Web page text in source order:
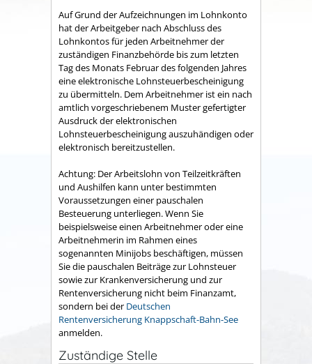
Auf Grund der Aufzeichnungen im Lohnkonto
hat der Arbeitgeber nach Abschluss des
Lohnkontos für jeden Arbeitnehmer der
zuständigen Finanzbehörde bis zum letzten
Tag des Monats Februar des folgenden Jahres
eine elektronische Lohnsteuerbescheinigung
zu übermitteln. Dem Arbeitnehmer ist ein nach
amtlich vorgeschriebenem Muster gefertigter
Ausdruck der elektronischen
Lohnsteuerbescheinigung auszuhändigen oder
elektronisch bereitzustellen.
Achtung: Der Arbeitslohn von Teilzeitkräften
und Aushilfen kann unter bestimmten
Voraussetzungen einer pauschalen
Besteuerung unterliegen. Wenn Sie
beispielsweise einen Arbeitnehmer oder eine
Arbeitnehmerin im Rahmen eines
sogenannten Minijobs beschäftigen, müssen
Sie die pauschalen Beiträge zur Lohnsteuer
sowie zur Krankenversicherung und zur
Rentenversicherung nicht beim Finanzamt,
sondern bei der Deutschen
Rentenversicherung Knappschaft-Bahn-See
anmelden.
Zuständige Stelle